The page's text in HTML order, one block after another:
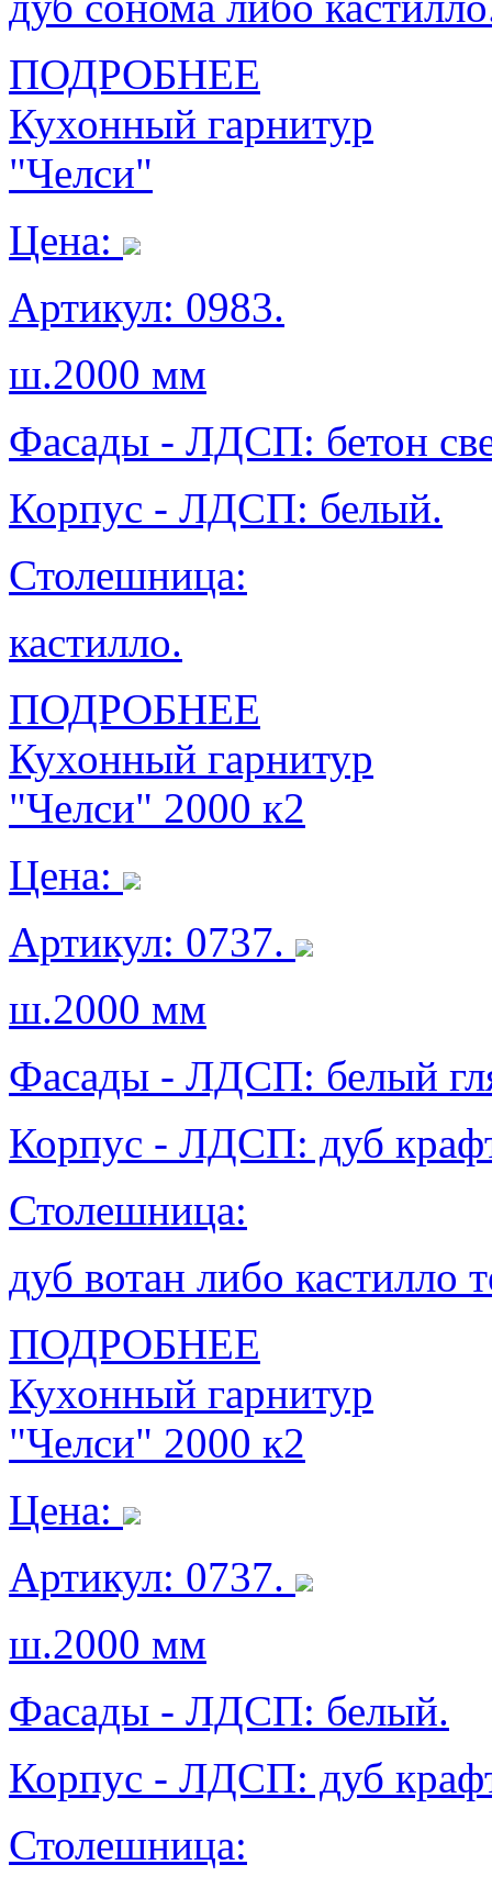
ПОДРОБНЕЕ
Кухонный гарнитур
"Челси"
Цена:
Артикул: 0983.
ш.2000 мм
Фасады - ЛДСП: бетон
Корпус - ЛДСП: белый.
Столешница:
кастилло.
ПОДРОБНЕЕ
Кухонный гарнитур
"Челси" 2000 к2
Цена:
Артикул: 0737.
ш.2000 мм
Фасады - ЛДСП: белый
Корпус - ЛДСП: дуб
Столешница:
дуб вотан либо кастилло
ПОДРОБНЕЕ
Кухонный гарнитур
"Челси" 2000 к2
Цена:
Артикул: 0737.
ш.2000 мм
Фасады - ЛДСП: белый.
Корпус - ЛДСП: дуб
Столешница: